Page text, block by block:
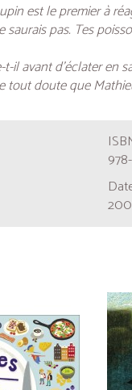
est le premier à
pas. Tes
il avant d’éclater en
tout doute que